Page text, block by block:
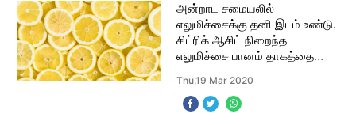
அன்றாட சமையலில்
எலுமிச்சைக்கு தனி இடம் உண்டு.
சிட்ரிக் ஆசிட் நிறைந்த
எலுமிச்சை பானம் தாகத்தை
வெப்பநிலையை சமச்சீராக
வைக்க உதவுகிறது. உடலுக்கு
Thu,19 Mar 2020